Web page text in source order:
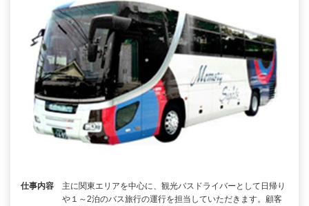
仕事内容
主に関東エリアを中心に、観光バスドライバーとして日帰り
や１～2泊のバス旅行の運行を担当していただきます。顧客